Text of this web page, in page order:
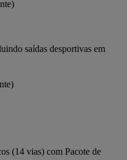
saídas desportivas em
(14 vias) com Pacote de